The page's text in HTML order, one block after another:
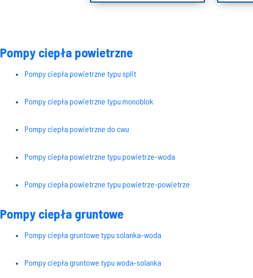
Pompy ciepła powietrzne
Pompy ciepła powietrzne typu split
Pompy ciepła powietrzne typu monoblok
Pompy ciepła powietrzne do cwu
Pompy ciepła powietrzne typu powietrze-woda
Pompy ciepła powietrzne typu powietrze-powietrze
Pompy ciepła gruntowe
Pompy ciepła gruntowe typu solanka-woda
Pompy ciepła gruntowe typu woda-solanka